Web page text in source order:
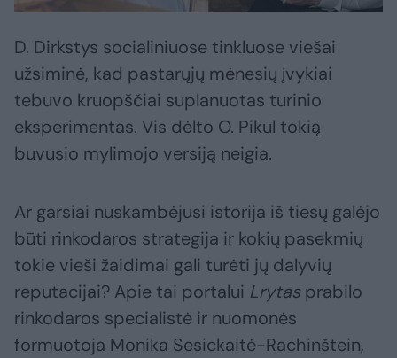
D. Dirkstys socialiniuose tinkluose viešai
užsiminė, kad pastarųjų mėnesių įvykiai
tebuvo kruopščiai suplanuotas turinio
eksperimentas. Vis dėlto O. Pikul tokią
buvusio mylimojo versiją neigia.
Ar garsiai nuskambėjusi istorija iš tiesų galėjo
būti rinkodaros strategija ir kokių pasekmių
tokie vieši žaidimai gali turėti jų dalyvių
reputacijai? Apie tai portalui Lrytasprabilo
rinkodaros specialistė ir nuomonės
formuotoja Monika Sesickaitė-Rachinštein,